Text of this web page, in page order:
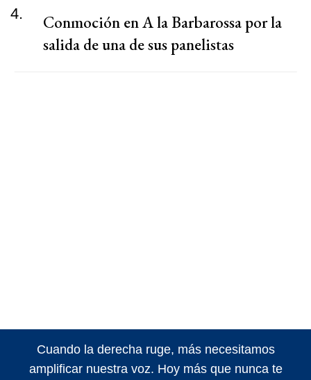
4.
Conmoción en A la Barbarossa por la
salida de una de sus panelistas
Cuando la derecha ruge, más necesitamos
amplificar nuestra voz. Hoy más que nunca te